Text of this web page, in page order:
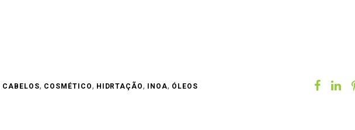
CABELOS, COSMÉTICO, HIDRTAÇÃO, INOA, ÓLEOS